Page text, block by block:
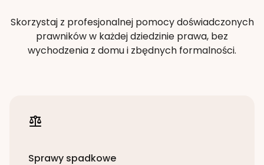
Skorzystaj z profesjonalnej pomocy doświadczonych
prawników w każdej dziedzinie prawa, bez
wychodzenia z domu i zbędnych formalności.
Sprawy spadkowe